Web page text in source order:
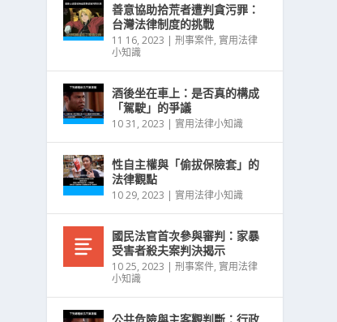
善意協助拾荒者遭判貪污罪：
台灣法律制度的挑戰
11 16, 2023 |刑事案件, 實用法律
小知識
酒後坐在車上：是否真的構成
「駕駛」的爭議
10 31, 2023 | 實用法律小知識
性自主權與「偷拔保險套」的
法律觀點
10 29, 2023 | 實用法律小知識
國民法官首次參與審判：家暴
受害者殺夫案判決揭示
10 25, 2023 |刑事案件, 實用法律
小知識